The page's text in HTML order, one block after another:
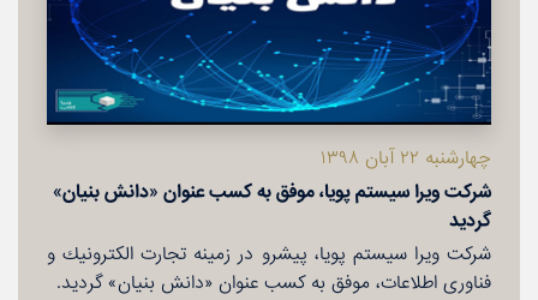
چهارشنبه ۲۲ آبان ۱۳۹۸
شركت ویرا سیستم پویا، موفق به كسب عنوان «دانش بنیان»
گردید
شركت ویرا سیستم پویا، پیشرو در زمینه تجارت الكترونیك و
فناوری اطلاعات، موفق به كسب عنوان «دانش بنیان» گردید.